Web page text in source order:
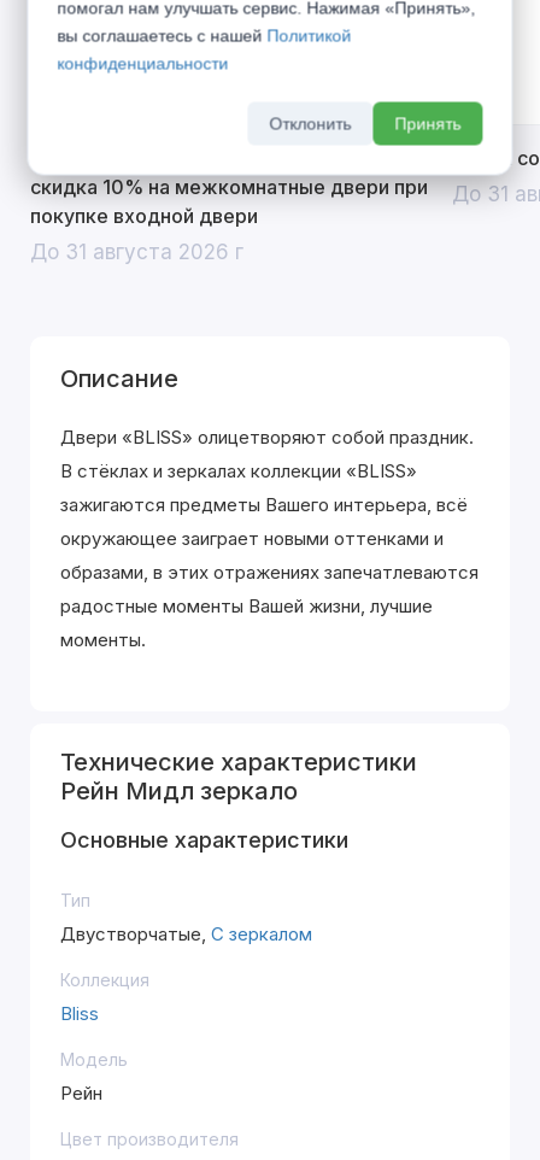
скидка 10% на межкомнатные двери при
покупке входной двери
До 31 августа 2026 г
Divilux
До 31
Описание
Двери «BLISS» олицетворяют собой праздник.
В стёклах и зеркалах коллекции «BLISS»
зажигаются предметы Вашего интерьера, всё
окружающее заиграет новыми оттенками и
образами, в этих отражениях запечатлеваются
радостные моменты Вашей жизни, лучшие
моменты.
Технические характеристики
Рейн Мидл зеркало
Основные характеристики
Тип
Двустворчатые, С зеркалом
Коллекция
Bliss
Модель
Рейн
Цвет производителя
помогал нам улучшать сервис. Нажимая «Принять»,
вы соглашаетесь с нашей Политикой
конфиденциальности
Отклонить Принять